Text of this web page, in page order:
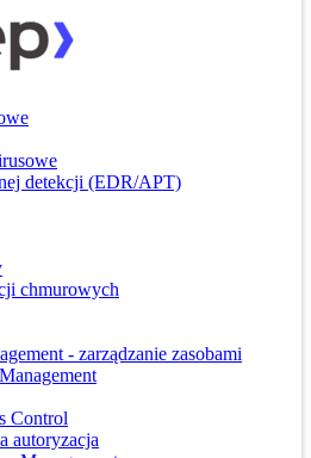
detekcji (EDR/APT)
chmurowych
- zarządzanie zasobami
Control
autoryzacja